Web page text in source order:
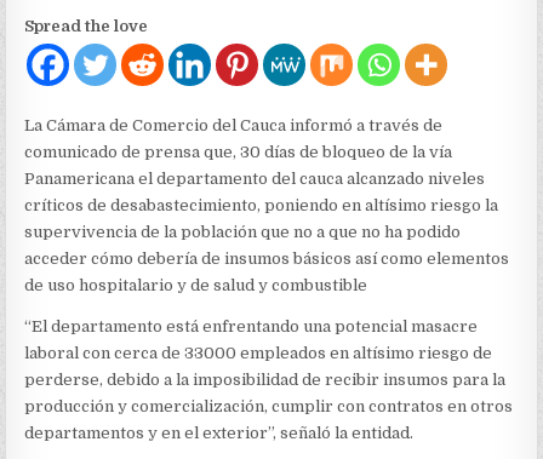
DE
COMERCIO
DEL
PIDE
AL
GOBIERNO
CREAR
PUENTE
AÉREO
PARA
ABASTECIMIENTO
Spread the love
La Cámara de Comercio del Cauca informó a través de
comunicado de prensa que, 30 días de bloqueo de la vía
Panamericana el departamento del cauca alcanzado niveles
críticos de desabastecimiento, poniendo en altísimo riesgo la
supervivencia de la población que no a que no ha podido
acceder cómo debería de insumos básicos así como elementos
de uso hospitalario y de salud y combustible
“El departamento está enfrentando una potencial masacre
laboral con cerca de 33000 empleados en altísimo riesgo de
perderse, debido a la imposibilidad de recibir insumos para la
producción y comercialización, cumplir con contratos en otros
departamentos y en el exterior”, señaló la entidad.